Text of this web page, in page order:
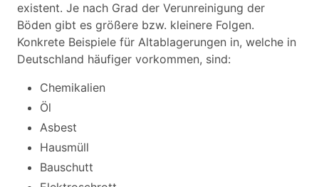
existent. Je nach Grad der Verunreinigung der
Böden gibt es größere bzw. kleinere Folgen.
Konkrete Beispiele für Altablagerungen in, welche in
Deutschland häufiger vorkommen, sind:
Chemikalien
Öl
Asbest
Hausmüll
Bauschutt